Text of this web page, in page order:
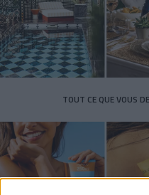
TOUT CE QUE VOUS